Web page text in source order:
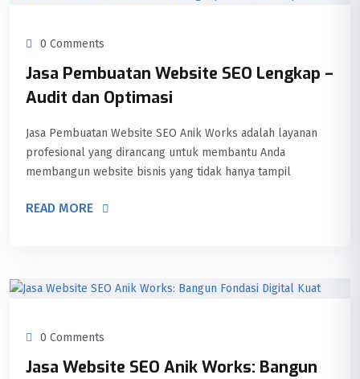
0 Comments
Jasa Pembuatan Website SEO Lengkap –
Audit dan Optimasi
Jasa Pembuatan Website SEO Anik Works adalah layanan
profesional yang dirancang untuk membantu Anda
membangun website bisnis yang tidak hanya tampil
READ MORE
0 Comments
Jasa Website SEO Anik Works: Bangun